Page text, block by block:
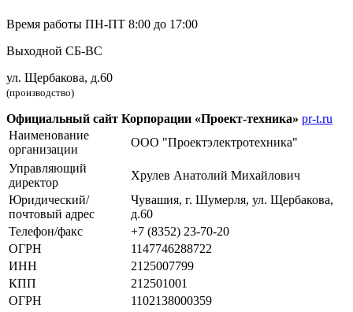
Время работы ПН-ПТ 8:00 до 17:00
Выходной СБ-ВС
ул. Щербакова, д.60
(производство)
Официальный сайт Корпорации «Проект-техника» pr-t.ru
Наименование
организации
ООО "Проектэлектротехника"
Управляющий
директор
Хрулев Анатолий Михайлович
Юридический/
почтовый адрес
Чувашия, г. Шумерля, ул. Щербакова,
д.60
Телефон/факс
+7 (8352) 23-70-20
ОГРН
1147746288722
ИНН
2125007799
КПП
212501001
ОГРН
1102138000359